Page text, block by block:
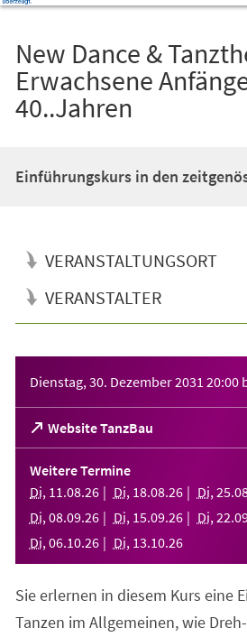
New Dance &
Erwachsene
40..Jahren
Einführungskurs in den
VERANSTALTUNGSORT
VERANSTALTER
Dienstag, 30. Dezember 2031 20:00
Website TanzBau
(Öffnet
in
einem
neuen
Tab)
Weitere Termine
Di, 11 .08.26 Di, 18.08.26 Di, 25.
Di, 08.09.26 Di, 15.09.26 Di, 22.
Di, 06.10.26 Di, 13.10.26
Sie erlernen in diesem Kurs eine
Tanzen im Allgemeinen, wie